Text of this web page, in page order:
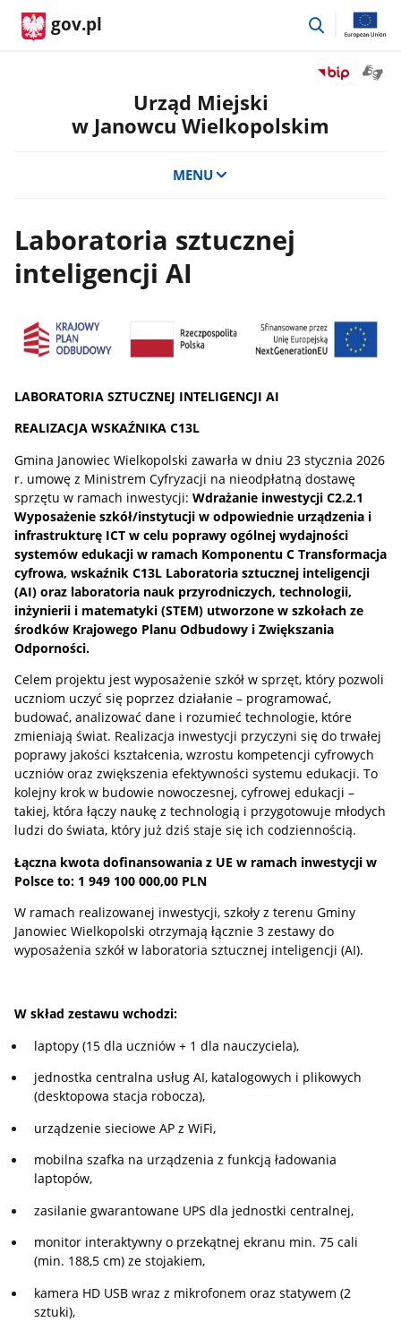
gov.pl
przejdź
Przejdź
Biuletyn
Urząd Miejski
w Janowcu Wielkopolskim
MENU
Laboratoria sztucznej
inteligencji AI
LABORATORIA SZTUCZNEJ INTELIGENCJI AI
REALIZACJA WSKAŹNIKA C13L
Gmina Janowiec Wielkopolski zawarła w dniu 23 stycznia 2026
r. umowę z Ministrem Cyfryzacji na nieodpłatną dostawę
sprzętu w ramach inwestycji: Wdrażanie inwestycji C2.2.1
Wyposażenie szkół/instytucji w odpowiednie urządzenia i
infrastrukturę ICT w celu poprawy ogólnej wydajności
systemów edukacji w ramach Komponentu C Transformacja
cyfrowa, wskaźnik C13L Laboratoria sztucznej inteligencji
(AI) oraz laboratoria nauk przyrodniczych, technologii,
inżynierii i matematyki (STEM) utworzone w szkołach ze
środków Krajowego Planu Odbudowy i Zwiększania
Odporności.
Celem projektu jest wyposażenie szkół w sprzęt, który pozwoli
uczniom uczyć się poprzez działanie – programować,
budować, analizować dane i rozumieć technologie, które
zmieniają świat. Realizacja inwestycji przyczyni się do trwałej
poprawy jakości kształcenia, wzrostu kompetencji cyfrowych
uczniów oraz zwiększenia efektywności systemu edukacji. To
kolejny krok w budowie nowoczesnej, cyfrowej edukacji –
takiej, która łączy naukę z technologią i przygotowuje młodych
ludzi do świata, który już dziś staje się ich codziennością.
Łączna kwota dofinansowania z UE w ramach inwestycji w
Polsce to: 1 949 100 000,00 PLN
W ramach realizowanej inwestycji, szkoły z terenu Gminy
Janowiec Wielkopolski otrzymają łącznie 3 zestawy do
wyposażenia szkół w laboratoria sztucznej inteligencji (AI).
W skład zestawu wchodzi:
laptopy (15 dla uczniów + 1 dla nauczyciela),
jednostka centralna usług AI, katalogowych i plikowych
(desktopowa stacja robocza),
urządzenie sieciowe AP z WiFi,
mobilna szafka na urządzenia z funkcją ładowania
laptopów,
zasilanie gwarantowane UPS dla jednostki centralnej,
monitor interaktywny o przekątnej ekranu min. 75 cali
(min. 188,5 cm) ze stojakiem,
kamera HD USB wraz z mikrofonem oraz statywem (2
sztuki),